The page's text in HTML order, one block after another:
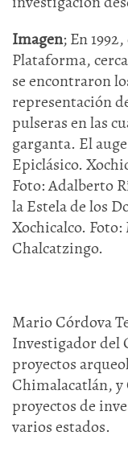
Imagen; En
Plataforma,
se encontraron
representación
pulseras en las
garganta. El
Epiclásico.
Foto: Adalberto
la Estela de los
Xochicalco.
Chalcatzingo.
Mario Córdova
Investigador del
proyectos
Chimalacatlán,
proyectos de
varios estados.